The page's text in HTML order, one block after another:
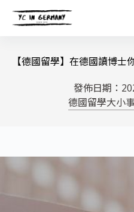
【德國留學】在德國讀博
發佈日期：
德國留學大小